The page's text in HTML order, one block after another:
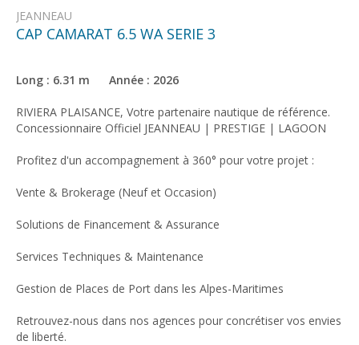
JEANNEAU
CAP CAMARAT 6.5 WA SERIE 3
Long : 6.31 m Année : 2026
RIVIERA PLAISANCE, Votre partenaire nautique de référence.
Concessionnaire Officiel JEANNEAU | PRESTIGE | LAGOON
Profitez d'un accompagnement à 360° pour votre projet :
Vente & Brokerage (Neuf et Occasion)
Solutions de Financement & Assurance
Services Techniques & Maintenance
Gestion de Places de Port dans les Alpes-Maritimes
Retrouvez-nous dans nos agences pour concrétiser vos envies
de liberté.